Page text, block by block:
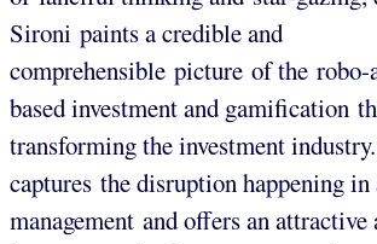
Sironi paints a credible and
comprehensible picture of the
based investment and gamification
transforming the investment
captures the disruption happening in
management and offers an